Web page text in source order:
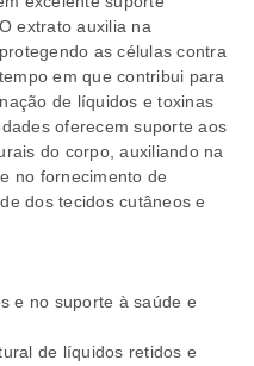
extrato auxilia na
as células contra
em que contribui para
de líquidos e toxinas
oferecem suporte aos
do corpo, auxiliando na
no fornecimento de
dos tecidos cutâneos e
e no suporte à saúde e
de líquidos retidos e